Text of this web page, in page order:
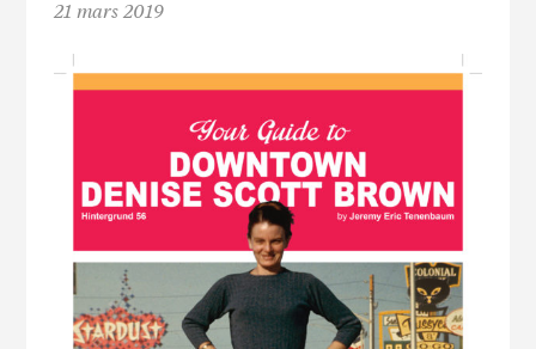
21 mars 2019